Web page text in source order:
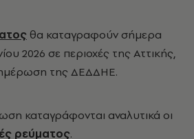
θα καταγραφούν σήμερα
2026 σε περιοχές της Αττικής,
της ΔΕΔΔΗΕ.
καταγράφονται αναλυτικά οι
ρεύματος.